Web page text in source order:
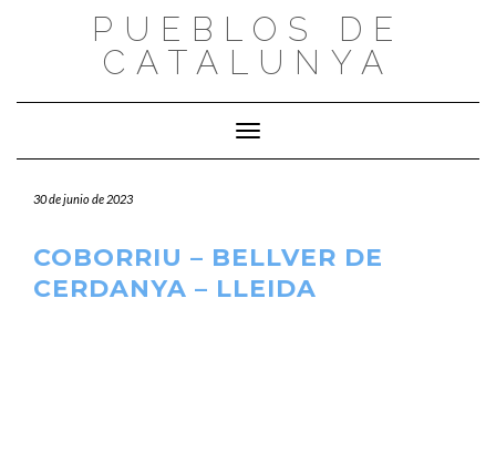
PUEBLOS DE
CATALUNYA
Cambiar modo de navegación
30 de junio de 2023
COBORRIU – BELLVER DE
CERDANYA – LLEIDA